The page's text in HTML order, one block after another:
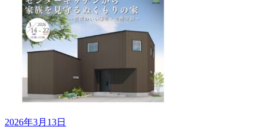
2026年3月13日